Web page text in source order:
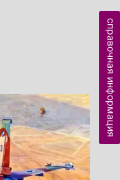
справочная информация